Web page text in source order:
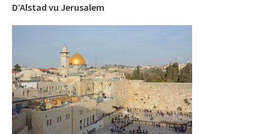
D’Alstad vu Jerusalem